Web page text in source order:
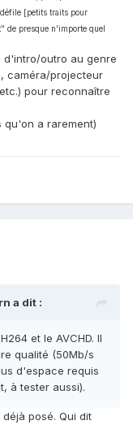
[petits traits pour
de presque n'importe quel
d'intro/outro au genre
caméra/projecteur
pour reconnaître
qu'on a rarement)
a dit :
et le AVCHD. Il
qualité (50Mb/s
d'espace requis
à tester aussi).
posé. Qui dit